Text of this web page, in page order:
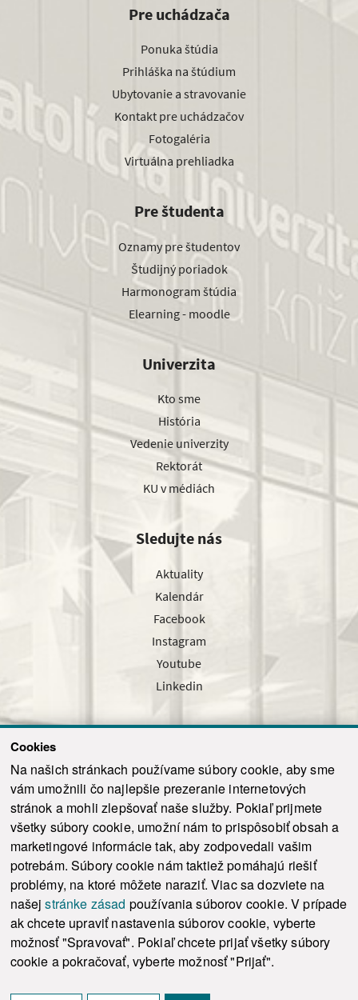
Cookies
Na našich stránkach používame súbory cookie, aby sme
vám umožnili čo najlepšie prezeranie internetových
stránok a mohli zlepšovať naše služby. Pokiaľ prijmete
všetky súbory cookie, umožní nám to prispôsobiť obsah a
marketingové informácie tak, aby zodpovedali vašim
potrebám. Súbory cookie nám taktiež pomáhajú riešiť
problémy, na ktoré môžete naraziť. Viac sa dozviete na
našejstránke zásad používania súborov cookie. V prípade
ak chcete upraviť nastavenia súborov cookie, vyberte
možnosť "Spravovať". Pokiaľ chcete prijať všetky súbory
cookie a pokračovať, vyberte možnosť "Prijať".
Pre uchádzača
Ponuka štúdia
Prihláška na štúdium
Ubytovanie a stravovanie
Kontakt pre uchádzačov
Fotogaléria
Virtuálna prehliadka
Pre študenta
Oznamy pre študentov
Študijný poriadok
Harmonogram štúdia
Elearning - moodle
Univerzita
Kto sme
História
Vedenie univerzity
Rektorát
KU v médiách
Sledujte nás
Aktuality
Kalendár
Facebook
Instagram
Youtube
Linkedin
Odoslať
© 2021-2026 ku.sk. Všetky práva vyhradené. | Ochrana osobných údajov
Vyhlásenie o prístupnosti |
Admin
This site is protected by reCAPTCHA and the Google Privacy Policy and Terms of
Service
apply.